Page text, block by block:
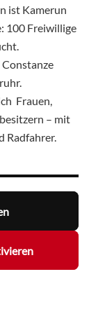
ist Kamerun
100 Freiwillige
Frauen,
– mit
Radfahrer.